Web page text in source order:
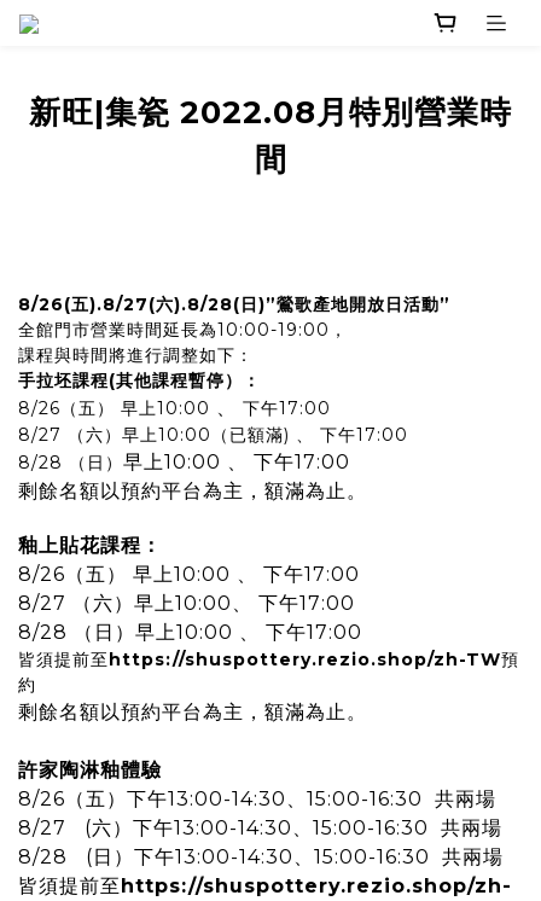
新旺|集瓷 2022.08月特別營業時
間
8/26(五).8/27(六).8/28(日)”鶯歌產地開放日活動”
全館門市營業時間延長為10:00-19:00，
課程與時間將進行調整如下：
手拉坯課程(其他課程暫停）：
8/26（五） 早上10:00
下午17:00
8/27 （六）早上10:00（已額滿) 、 下午17:00
8/28 （日） 早上10:00 、 下午17:00
剩餘名額以預約平台為主，額滿為止。
釉上貼花課程：
8/26（五） 早上10:00
下午17:00
8/27 （六）早上10:00、 下午17:00
8/28 （日） 早上10:00 、 下午17:00
皆須提前至https://shuspottery.rezio.shop/zh-TW預
約
剩餘名額以預約平台為主，額滿為止。
許家陶淋釉體驗
8/26（五） 下午13:00-14:30
、15:00-16:30 共兩場
8/27 (六） 下午13:00-14:30、15:00-16:30 共兩場
8/28 (日） 下午13:00-14:30、15:00-16:30 共兩場
皆須提前至https://shuspottery.rezio.shop/zh-